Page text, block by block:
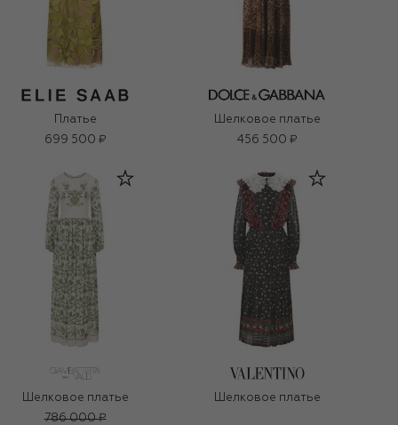
Платье
699 500 ₽
Шелковое платье
456 500 ₽
Шелковое платье
786 000 ₽
Шелковое платье